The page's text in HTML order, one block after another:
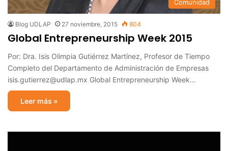
Comunidad
Blog UDLAP 27 noviembre, 2015 804
Global Entrepreneurship Week 2015
Por: Dra. Isis Olimpia Gutiérrez Martínez, Profesor de Tiempo
Completo del Departamento de Administración de Empresas
isis.gutierrez@udlap.mx Global Entrepreneurship Week…
Leer más »